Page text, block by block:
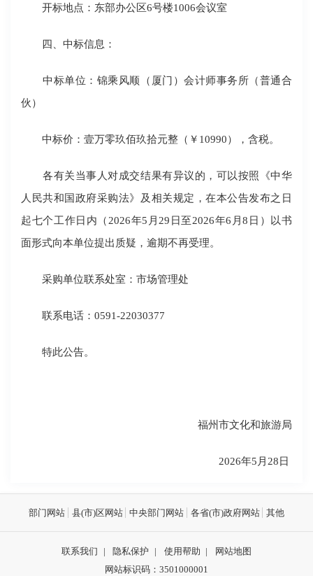
开标地点：东部办公区6号楼1006会议室
四、中标信息：
中标单位：锦乘风顺（厦门）会计师事务所（普通合
伙）
中标价：壹万零玖佰玖拾元整（￥10990），含税。
各有关当事人对成交结果有异议的，可以按照《中华
人民共和国政府采购法》及相关规定，在本公告发布之日
起七个工作日内（2026年5月29日至2026年6月8日）以书
面形式向本单位提出质疑，逾期不再受理。
采购单位联系处室：市场管理处
联系电话：0591-22030377
特此公告。
福州市文化和旅游局
2026年5月28日
部门网站 县(市)区网站 中央部门网站 各省(市)政府网站 其他
联系我们 | 隐私保护 | 使用帮助 |
网站地图
网站标识码：3501000001